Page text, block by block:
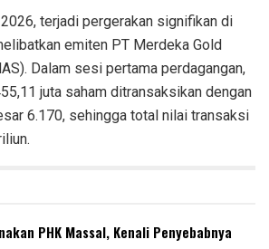
terjadi pergerakan signifikan di
emiten PT Merdeka Gold
Dalam sesi pertama perdagangan,
juta saham ditransaksikan dengan
6.170, sehingga total nilai transaksi
PHK Massal, Kenali Penyebabnya